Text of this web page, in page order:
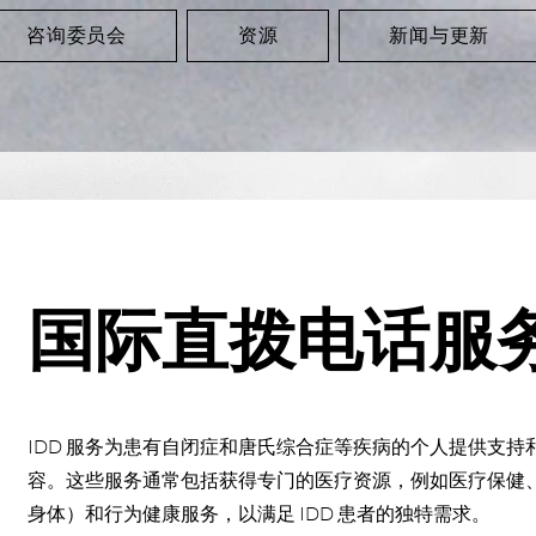
咨询委员会 资源 新闻与更新
国际直拨电话服
IDD 服务为患有自闭症和唐氏综合症等疾病的个人提供支持
容。这些服务通常包括获得专门的医疗资源，例如医疗保健
身体）和行为健康服务，以满足 IDD 患者的独特需求。